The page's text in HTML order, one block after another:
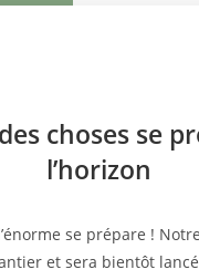
choses se
l’horizon
se prépare !
et sera bientôt